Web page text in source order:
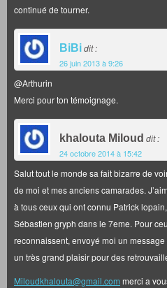
continué de tourner.
BiBidit :
26 juin 2013 à 9:26
@Arthurin
Merci pour ton témoignage.
khalouta Miloud dit :
24 octobre 2014 à 15:42
Salut tout le monde sa fait bizarre de
de moi et mes anciens camarades.
à tous ceux qui ont connu Patrick
Sébastien gryph dans le 7eme. Pour
reconnaissent, envoyé moi un
un très grand plaisir pour des
Miloudkhalouta@gmail.com merci a